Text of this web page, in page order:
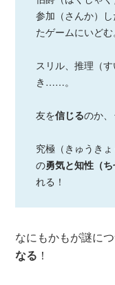
参加（さんか）
たゲームにいどむ
スリル、推理（
き……。
友を信じるのか、
究極（きゅうき
の勇気と知性（
れる！
なにもかもが謎に
なる ！